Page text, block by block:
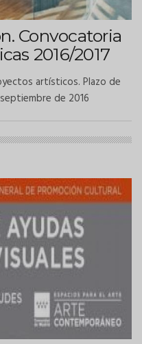
Convocatoria
2016/2017
artísticos. Plazo de
de 2016